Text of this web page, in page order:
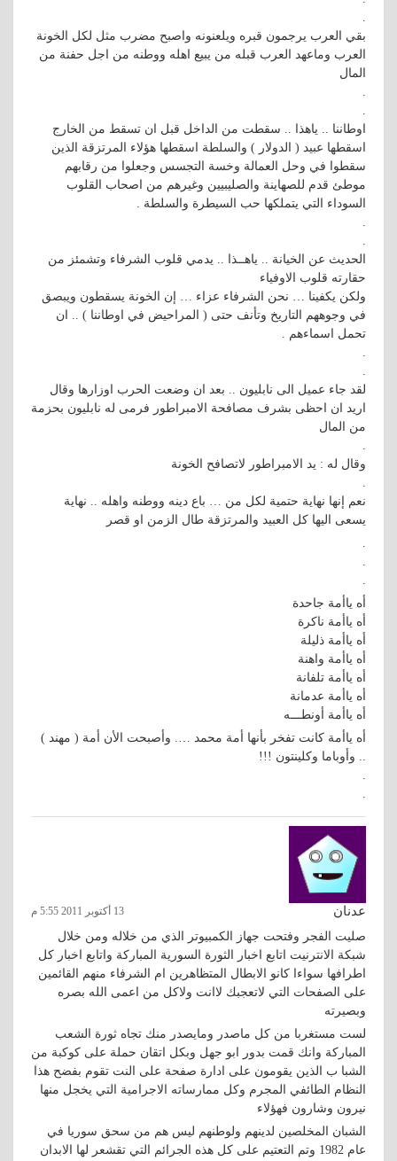
.
بقي العرب يرجمون قبره ويلعنونه واصبح مضرب مثل لكل الخونة
العرب وماعهد العرب قبله من يبيع اهله ووطنه من اجل حفنة من
المال
.
.
اوطاننا .. ياهذا .. سقطت من الداخل قبل ان تسقط من الخارج
اسقطها عبيد ( الدولار ) والسلطة اسقطها هؤلاء المرتزقة الذين
سقطوا في وحل العمالة وخسة التجسس وجعلوا من رقابهم
موطئ قدم للصهاينة والصليبيين وغيرهم من اصحاب القلوب
السوداء التي يتملكها حب السيطرة والسلطة .
.
.
الحديث عن الخيانة .. ياهــذا .. يدمي قلوب الشرفاء وتشمئز من
حقارته قلوب الاوفياء
ولكن يكفينا … نحن الشرفاء عزاء … إن الخونة يسقطون ويبصق
في وجوههم التاريخ وتأنف حتى ( المراحيض في اوطاننا ) .. ان
تحمل اسماءهم .
.
.
لقد جاء عميل الى نابليون .. بعد ان وضعت الحرب اوزارها وقال
اريد ان احظى بشرف مصافحة الامبراطور فرمى له نابليون بحزمة
من المال
.
وقال له : يد الامبراطور لاتصافح الخونة
.
نعم إنها نهاية حتمية لكل من … باع دينه ووطنه واهله .. نهاية
يسعى اليها كل العبيد والمرتزقة طال الزمن او قصر
.
.
.
أه ياأمة جاحدة
أه ياأمة ناكرة
أه ياأمة ذليلة
أه ياأمة واهنة
أه ياأمة تلفانة
أه ياأمة عدمانة
أه ياأمة أونطـــه
أه ياأمة كانت تفخر بأنها أمة محمد …. وأصبحت الأن أمة ( مهند )
.. وأوباما وكلينتون !!!
.
.
عدنان 13 أكتوبر 2011 5:55 م
صليت الفجر وفتحت جهاز الكمبيوتر الذي من خلاله ومن خلال
شبكة الانترنيت اتابع اخبار الثورة السورية المباركة واتابع اخبار كل
اطرافها سواءا كانو الابطال المتظاهرين ام الشرفاء منهم القائمين
على الصفحات التي لاتعجبك لاانت ولاكل من اعمى الله بصره
وبصيرته
لست مستغربا من كل ماصدر ومايصدر منك تجاه ثورة الشعب
المباركة وانك قمت بدور ابو جهل وبكل اتقان حملة على كوكبة من
الشبا ب الذين يقومون على ادارة صفحة على النت تقوم بفضح هذا
النظام الطائفي المجرم وكل ممارساته الاجرامية التي يخجل منها
نيرون وشارون فهؤلاء
الشبان المخلصين لدينهم ولوطنهم ليس هم من سحق سوريا في
عام 1982 وتم التعتيم على كل هذه الجرائم التي تقشعر لها الابدان